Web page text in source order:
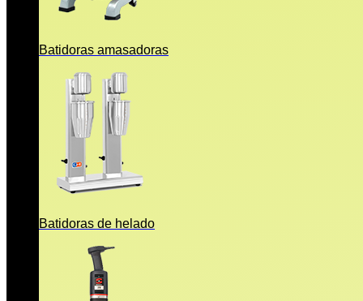
Batidoras amasadoras
Batidoras de helado